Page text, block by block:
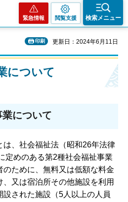
緊急情報 閲覧支援 検索メニュー
印刷 更新日：2024年6月11日
について
について
は、社会福祉法（昭和26年法律
定めのある第2種社会福祉事業
のために、無料又は低額な料金
又は宿泊所その他施設を利用
設された施設（5人以上の人員